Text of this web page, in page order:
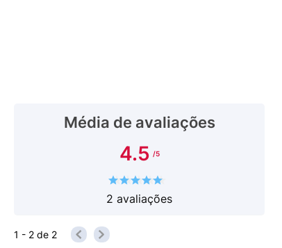
Média de avaliações
4.5
2 avaliações
1 - 2 de 2